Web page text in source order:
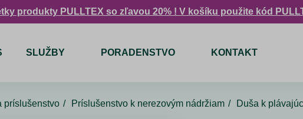
produkty PULLTEX so zľavou 20% ! V košíku použite kód
SLUŽBY PORADENSTVO KONTAKT
príslušenstvo Príslušenstvo k nerezovým nádržiam Duša k